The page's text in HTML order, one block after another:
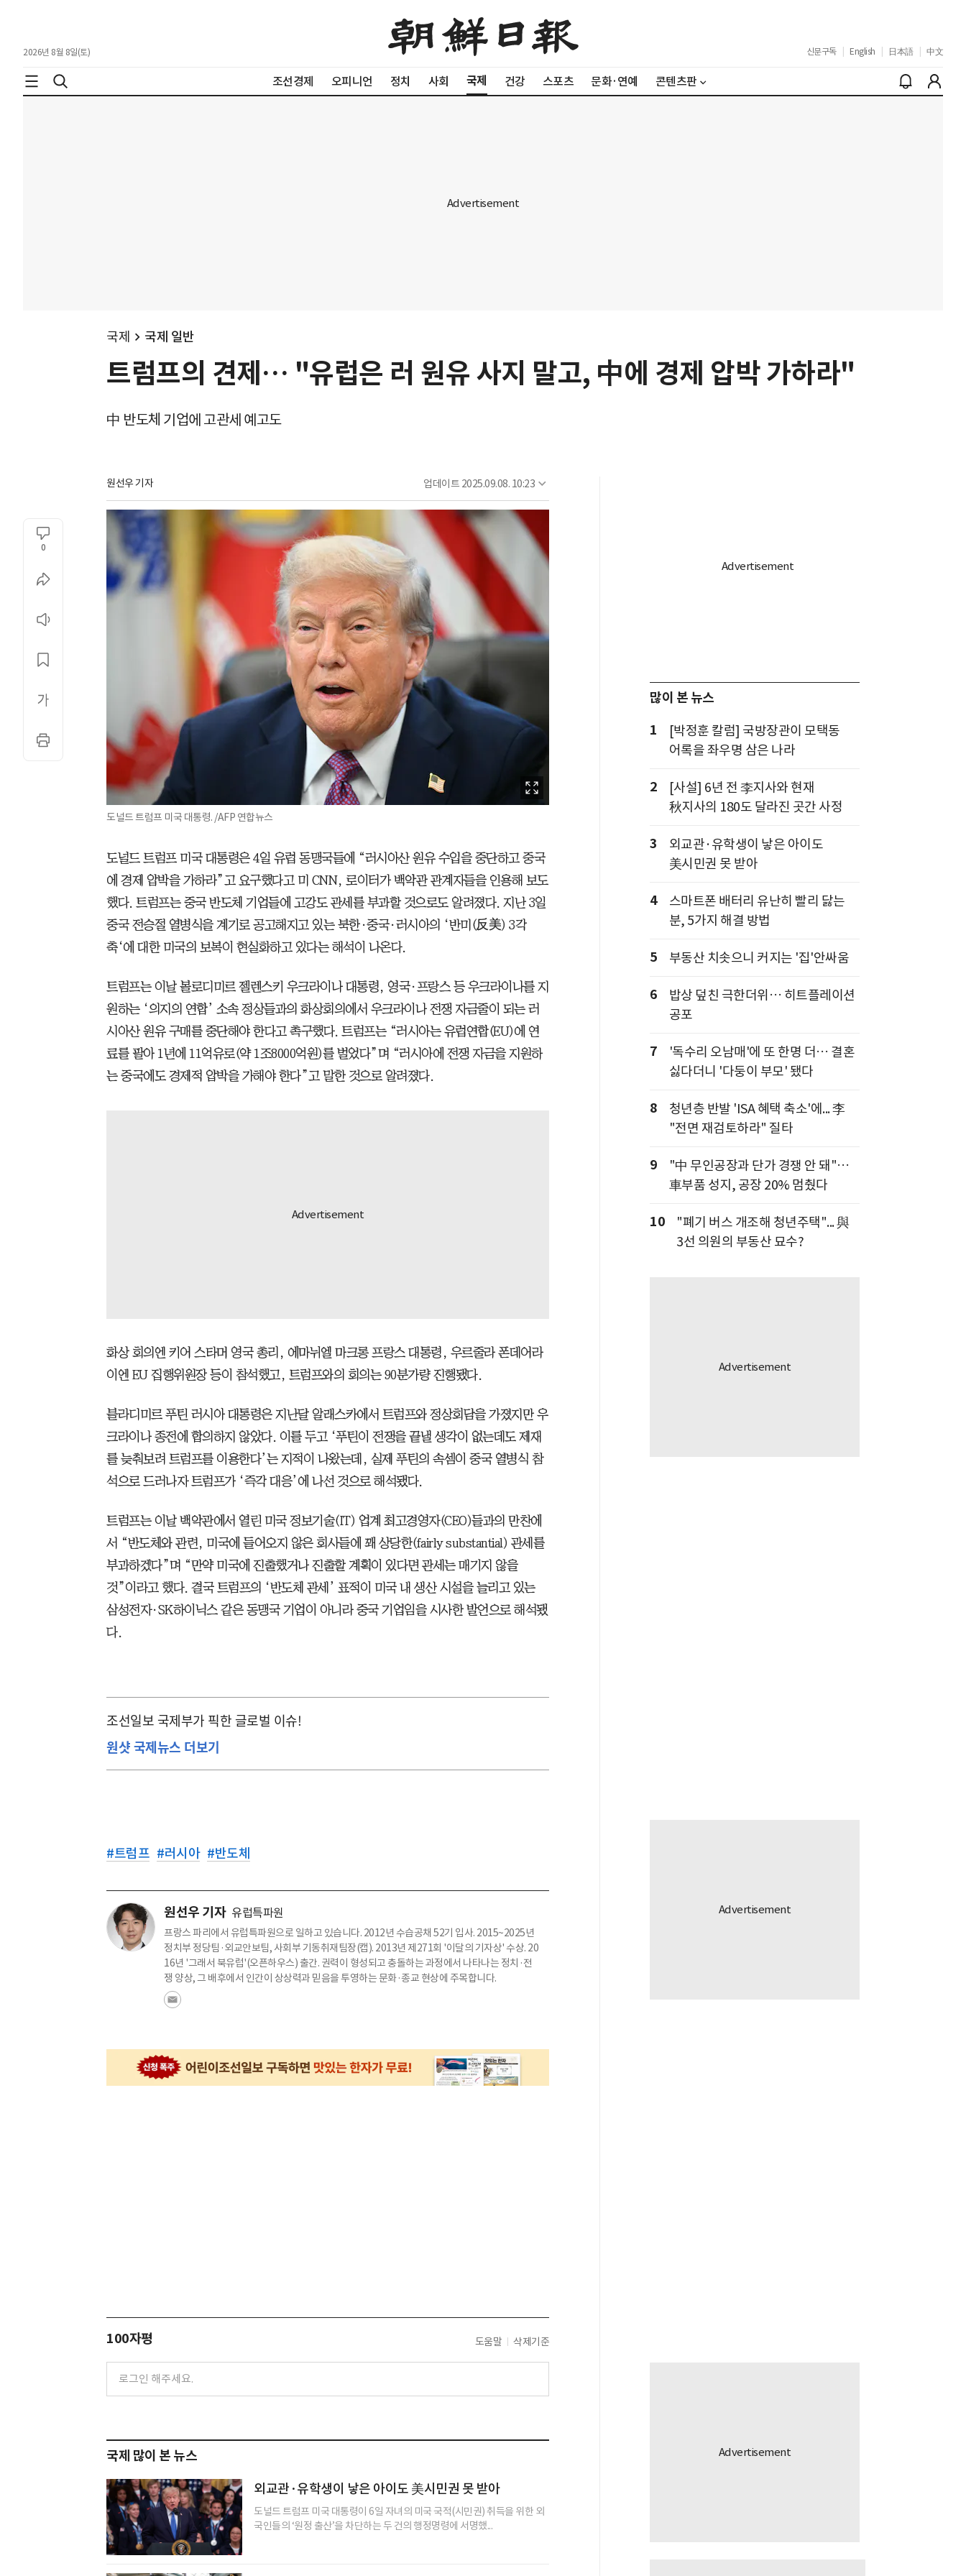
2026년 8월 8일(토) 신문구독 English 日本語 中文
조선경제 오피니언 정치 사회 국제 건강 스포츠 문화·연예 콘텐츠판
국제 국제 일반
트럼프의 견제… "유럽은 러 원유 사지 말고, 中에 경제 압박 가하라"
中 반도체 기업에 고관세 예고도
원선우 기자 업데이트 2025.09.08. 10:23
0
도널드 트럼프 미국 대통령. /AFP 연합뉴스
도널드 트럼프 미국 대통령은 4일 유럽 동맹국들에 “러시아산 원유 수입을 중단하고 중국
에 경제 압박을 가하라”고 요구했다고 미 CNN, 로이터가 백악관 관계자들을 인용해 보도
했다. 트럼프는 중국 반도체 기업들에 고강도 관세를 부과할 것으로도 알려졌다. 지난 3일
중국 전승절 열병식을 계기로 공고해지고 있는 북한·중국·러시아의 ‘반미(反美) 3각
축‘에 대한 미국의 보복이 현실화하고 있다는 해석이 나온다.
트럼프는 이날 볼로디미르 젤렌스키 우크라이나 대통령, 영국·프랑스 등 우크라이나를 지
원하는 ‘의지의 연합’ 소속 정상들과의 화상회의에서 우크라이나 전쟁 자금줄이 되는 러
시아산 원유 구매를 중단해야 한다고 촉구했다. 트럼프는 “러시아는 유럽연합(EU)에 연
료를 팔아 1년에 11억유로(약 1조8000억원)를 벌었다”며 “러시아에 전쟁 자금을 지원하
는 중국에도 경제적 압박을 가해야 한다”고 말한 것으로 알려졌다.
화상 회의엔 키어 스타머 영국 총리, 에마뉘엘 마크롱 프랑스 대통령, 우르줄라 폰데어라
이엔 EU 집행위원장 등이 참석했고, 트럼프와의 회의는 90분가량 진행됐다.
블라디미르 푸틴 러시아 대통령은 지난달 알래스카에서 트럼프와 정상회담을 가졌지만 우
크라이나 종전에 합의하지 않았다. 이를 두고 ‘푸틴이 전쟁을 끝낼 생각이 없는데도 제재
를 늦춰보려 트럼프를 이용한다’는 지적이 나왔는데, 실제 푸틴의 속셈이 중국 열병식 참
석으로 드러나자 트럼프가 ‘즉각 대응’에 나선 것으로 해석됐다.
트럼프는 이날 백악관에서 열린 미국 정보기술(IT) 업계 최고경영자(CEO)들과의 만찬에
서 “반도체와 관련, 미국에 들어오지 않은 회사들에 꽤 상당한(fairly substantial) 관세를
부과하겠다”며 “만약 미국에 진출했거나 진출할 계획이 있다면 관세는 매기지 않을
것”이라고 했다. 결국 트럼프의 ‘반도체 관세’ 표적이 미국 내 생산 시설을 늘리고 있는
삼성전자·SK하이닉스 같은 동맹국 기업이 아니라 중국 기업임을 시사한 발언으로 해석됐
다.
조선일보 국제부가 픽한 글로벌 이슈!
원샷 국제뉴스 더보기
#트럼프 #러시아 #반도체
원선우 기자 유럽특파원
프랑스 파리에서 유럽특파원으로 일하고 있습니다. 2012년 수습공채 52기 입사. 2015~2025년
정치부 정당팀·외교안보팀, 사회부 기동취재팀장(캡). 2013년 제271회 '이달의 기자상' 수상. 20
16년 '그래서 북유럽'(오픈하우스) 출간. 권력이 형성되고 충돌하는 과정에서 나타나는 정치·전
쟁 양상, 그 배후에서 인간이 상상력과 믿음을 투영하는 문화·종교 현상에 주목합니다.
100자평 도움말 삭제기준
국제 많이 본 뉴스
외교관·유학생이 낳은 아이도 美시민권 못 받아
도널드 트럼프 미국 대통령이 6일 자녀의 미국 국적(시민권) 취득을 위한 외
국인들의 ‘원정 출산’을 차단하는 두 건의 행정명령에 서명했...
많이 본 뉴스
1
[박정훈 칼럼] 국방장관이 모택동
어록을 좌우명 삼은 나라
2
[사설] 6년 전 李지사와 현재
秋지사의 180도 달라진 곳간 사정
3
외교관·유학생이 낳은 아이도
美시민권 못 받아
4
스마트폰 배터리 유난히 빨리 닳는
분, 5가지 해결 방법
5 부동산 치솟으니 커지는 '집'안싸움
6
밥상 덮친 극한더위… 히트플레이션
공포
7
'독수리 오남매'에 또 한명 더… 결혼
싫다더니 '다둥이 부모' 됐다
8
청년층 반발 'ISA 혜택 축소'에... 李
"전면 재검토하라" 질타
9
"中 무인공장과 단가 경쟁 안 돼"…
車부품 성지, 공장 20% 멈췄다
10
"폐기 버스 개조해 청년주택"... 與
3선 의원의 부동산 묘수?